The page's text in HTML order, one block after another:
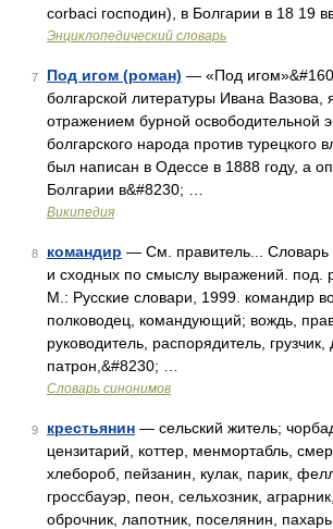
corbaci господин), в Болгарии в 18 19
Энциклопедический словарь
7 Под игом (роман) — «Под
болгарской литературы Ивана Вазова,
отражением бурной освободительной
болгарского народа против турецкого
был написан в Одессе в 1888 году, а
Болгарии в&#8230; …
Википедия
8 командир — См. правитель... Словарь
и сходных по смыслу выражений. под.
М.: Русские словари, 1999. командир
полководец, командующий; вождь,
руководитель, распорядитель, грузчик,
патрон,&#8230; …
Словарь синонимов
9 крестьянин — сельский житель;
цензитарий, коттер, менмортабль,
хлебороб, пейзанин, кулак, парик,
гроссбауэр, пеон, сельхозник,
оброчник, лапотник, поселянин,